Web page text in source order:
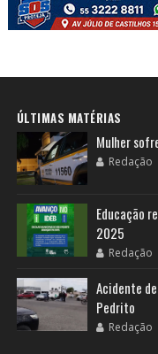
ÚLTIMAS MATÉRIAS
Mulher
Redação
Educação
2025
Redação
Acidente
Pedrito
Redação